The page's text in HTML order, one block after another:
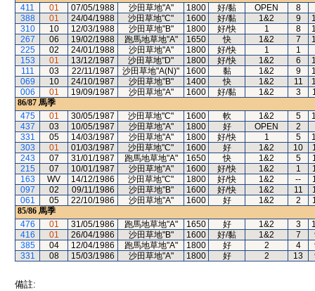
411
01 07/05/1988 沙田草地"A" 1800 好/黏 OPEN
8
388
01 24/04/1988 沙田草地"C" 1600 好/黏 1&2 9
310
10 12/03/1988 沙田草地"B" 1800 好/快 1 8
267
06 19/02/1988 跑馬地草地"A" 1650 快 1&2 7
225
02 24/01/1988 沙田草地"A" 1800 好/快 1
1
153
01 13/12/1987 沙田草地"D" 1800 好/快 1&2 6
111
03 22/11/1987 沙田草地"A(N)" 1600 黏 1&2 9
069
10 24/10/1987 沙田草地"B" 1400 快 1&2 11
006
01 19/09/1987 沙田草地"A" 1600 好/黏 1&2 3
86/87 馬季
475
01 30/05/1987 沙田草地"C" 1600 軟 1&2 5
437
03 10/05/1987 沙田草地"A" 1800 好 OPEN
2
331
05 14/03/1987 沙田草地"A" 1800 好/快 1 5
303
01 01/03/1987 沙田草地"C" 1600 好 1&2 10
243
07 31/01/1987 跑馬地草地"A" 1650 快 1&2 5
215
07 10/01/1987 沙田草地"A" 1600 好/快 1&2 1
163
WV 14/12/1986 沙田草地"C" 1800 好/快 1&2 --
097
02 09/11/1986 沙田草地"B" 1600 好/快 1&2 11
061
05 22/10/1986 沙田草地"A" 1600 好 1&2 2
85/86 馬季
476
01 31/05/1986 跑馬地草地"A" 1650 好 1&2 3
416
01 26/04/1986 沙田草地"B" 1600 好/黏 1&2 7
385
04 12/04/1986 跑馬地草地"A" 1800 好 2 4
331
08 15/03/1986 沙田草地"A" 1800 好 2 13
備註: